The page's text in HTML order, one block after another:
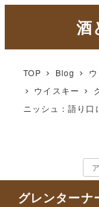
酒
TOP Blog
ウイスキー
ニッシュ：語り口
グレンターナ